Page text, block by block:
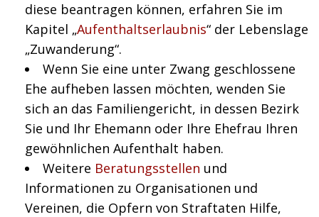
diese beantragen können, erfahren Sie im
Kapitel „Aufenthaltserlaubnis“ der Lebenslage
„Zuwanderung“.
Wenn Sie eine unter Zwang geschlossene
Ehe aufheben lassen möchten, wenden Sie
sich an das Familiengericht, in dessen Bezirk
Sie und Ihr Ehemann oder Ihre Ehefrau Ihren
gewöhnlichen Aufenthalt haben.
Weitere Beratungsstellen und
Informationen zu Organisationen und
Vereinen, die Opfern von Straftaten Hilfe,